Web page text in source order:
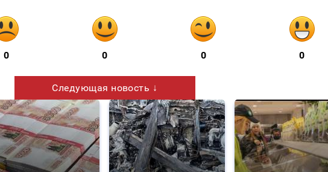
0 0 0 0
Следующая новость ↓